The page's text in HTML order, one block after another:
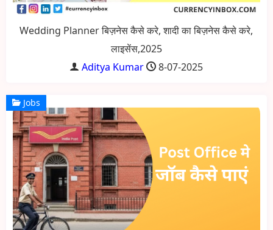
Wedding Planner बिज़नेस कैसे करे, शादी का बिज़नेस कैसे करे,
लाइसेंस,2025
Aditya Kumar
8-07-2025
Jobs